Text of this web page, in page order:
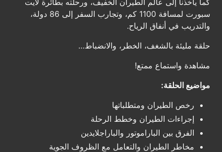
كما يأخذنا إلى عالم الطيران الخفيف، ورحلته بطائرة لايت
سبورت لمسافة 1100 كم، وتجارب السفر إلى 86 دولة،
والتدريب في أنفاق الرياح.
حلقة مليئة بالشغف، الخطر، والانضباط…
مشاهدة واستماع ممتع!
مواضيع الحلقة:
رخص الطيران ومتطلباتها
إجراءات الطيران وخطط الرحلة
الفرق بين الباراموتور والباراجلايدين
مخاطر الطيران والتعامل مع الظروف الجوية